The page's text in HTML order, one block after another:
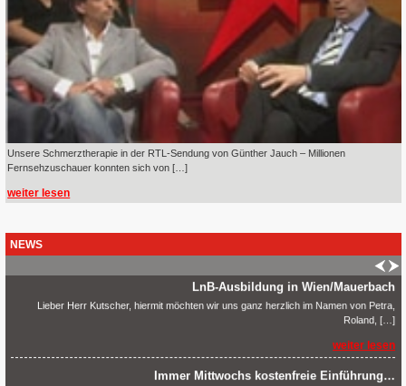
Unsere Schmerztherapie in der RTL-Sendung von Günther Jauch – Millionen
Fernsehzuschauer konnten sich von […]
weiter lesen
NEWS
29.10.2010 – Prüfung bestanden
Am 29.10.2010 hat Udo Kutscher die LnB Qualitätssicherungsprüfung erfolgreich
bestanden.
weiter lesen
LnB bei STERN TV!
HEUTE Mittwoch den, 19.05.2010 um 22.15 Uhr wird unser System bei STERN TV mit
[…]
Roland, […]
weiter lesen
Immer Mittwochs kostenfreie Einführung…
Ab sofort jeden Mittwoch ab 19:30 Uhr KOSTENFREIE Einführung in das LnB Motion
Bewegungsprogramm. […]
weiter lesen
Neu Zertifiziert 2015